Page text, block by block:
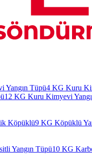
Yangın Tüpü4 KG Kuru
12 KG Kuru Kimyevi
Köpüklü9 KG Köpüklü
Yangın Tüpü10 KG